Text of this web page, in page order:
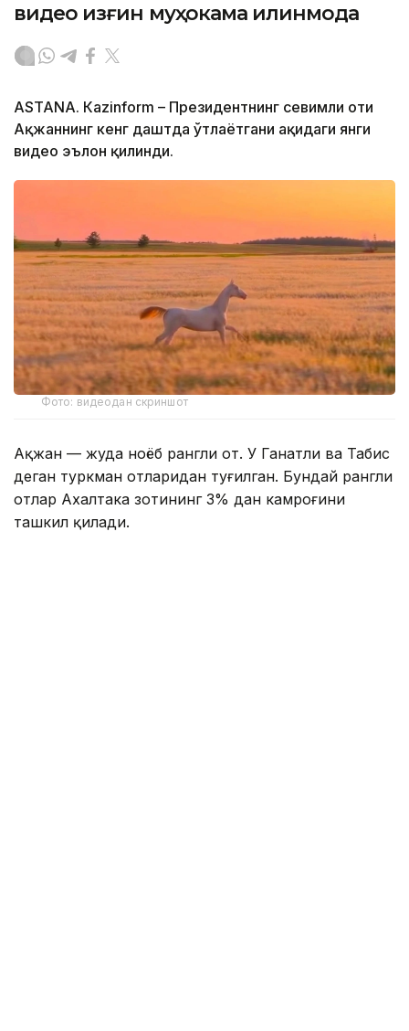
видео қизғин муҳокама қилинмоқда
ASTANА. Кazinform – Президентнинг севимли оти
Ақжаннинг кенг даштда ўтлаётгани ҳақидаги янги
видео эълон қилинди.
Фото: видеодан скриншот
Ақжан — жуда ноёб рангли от. У Ганатли ва Табис
деган туркман отларидан туғилган. Бундай рангли
отлар Ахалтака зотининг 3% дан камроғини
ташкил қилади.